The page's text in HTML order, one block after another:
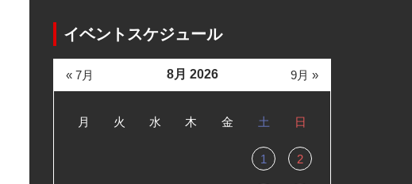
イベントスケジュール
8月 2026
月 火 水 木 金 土 日
1 2
« 7月 9月 »